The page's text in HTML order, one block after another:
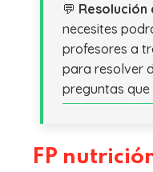
💬 Resolución
necesites
profesores a
para resolver
preguntas que
FP